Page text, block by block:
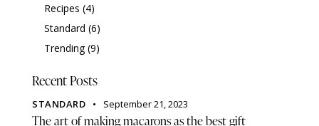
Recipes (4)
Standard (6)
Trending(9)
Recent Posts
STANDARD September 21, 2023
The art of making macarons as the best gift